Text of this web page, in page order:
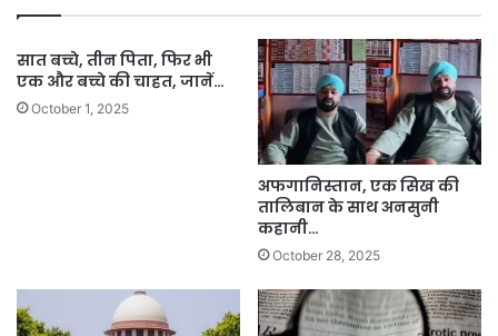
सात बच्चे, तीन पिता, फिर भी
एक और बच्चे की चाहत, जानें…
October 1, 2025
अफगानिस्तान, एक सिख की
तालिबान के साथ अनसुनी
कहानी…
October 28, 2025